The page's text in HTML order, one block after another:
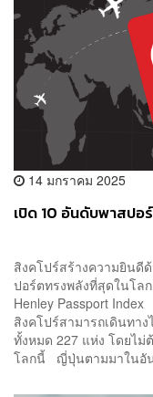
14 มกราคม 2025
เปิด 10 อันดับพาสป
สิงคโปร์สร้างความยินดี
ปอร์ตทรงพลังที่สุดในโล
Henley Passport
สิงคโปร์สามารถเดินทา
ทั้งหมด 227 แห่ง โดยไม่
โลกนี้ ญี่ปุ่นตามมาในอั